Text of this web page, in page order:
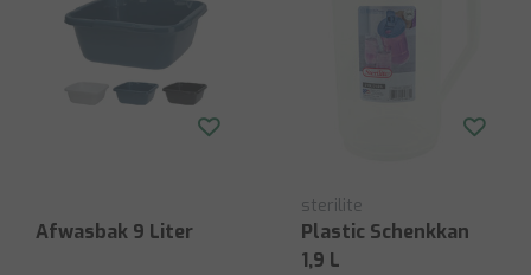
Afwasbak 9 Liter
sterilite
Plastic Schenkkan
1,9 L